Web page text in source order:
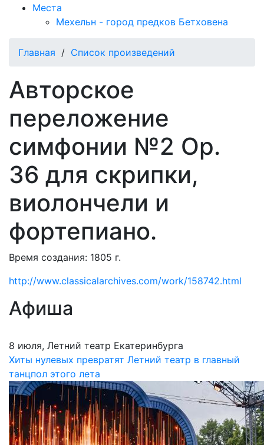
Места
Мехельн - город предков Бетховена
Главная / Список произведений
Авторское
переложение
симфонии №2 Op.
36 для скрипки,
виолончели и
фортепиано.
Время создания: 1805 г.
http://www.classicalarchives.com/work/158742.html
Афиша
8 июля, Летний театр Екатеринбурга
Хиты нулевых превратят Летний театр в главный
танцпол этого лета